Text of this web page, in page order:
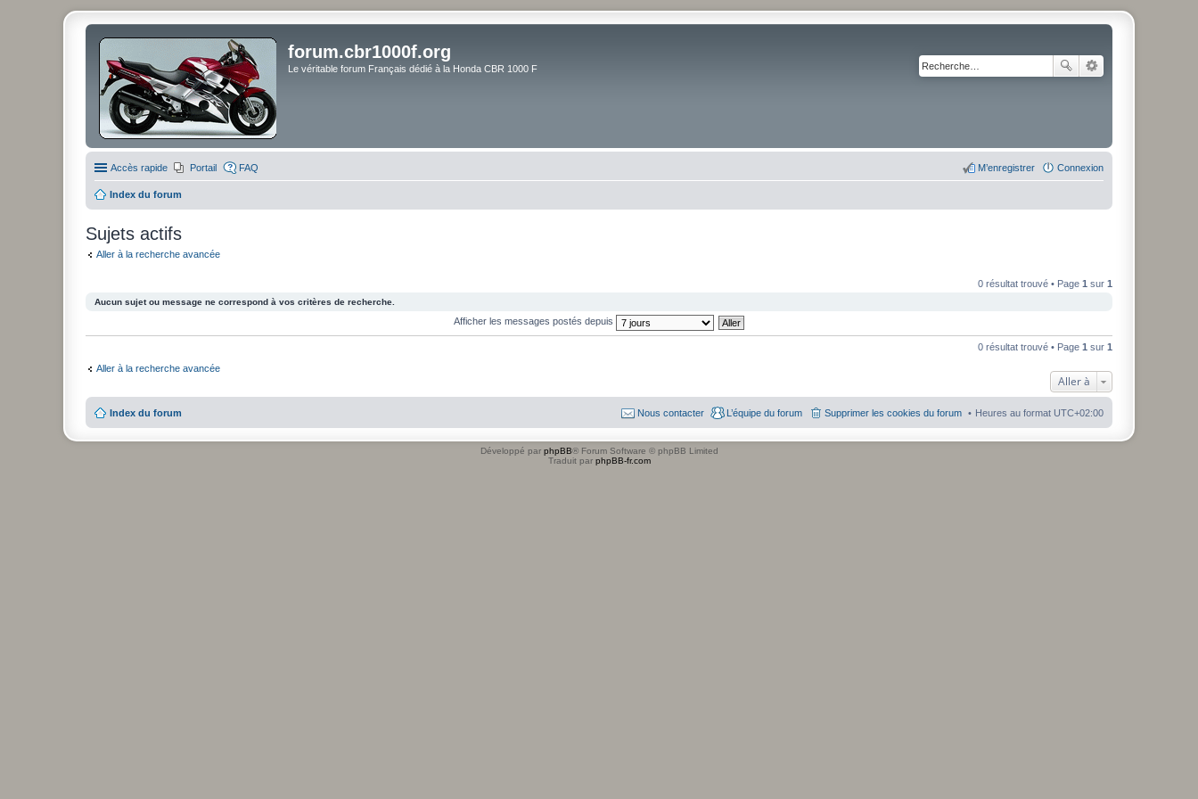
forum.cbr1000f.org
Le véritable forum Français dédié à la Honda CBR 1000 F
Accès rapide Portail FAQ Connexion
M’enregistrer
Index du forum
Sujets actifs
Aller à la recherche avancée
0 résultat trouvé • Page 1 sur 1
Aucun sujet ou message ne correspond à vos critères de recherche.
Afficher les messages postés depuis
0 résultat trouvé • Page 1 sur 1
Aller à la recherche avancée
Aller à
Index du forum Heures au format UTC+02:00
Supprimer les cookies du forum
L’équipe du forum
Nous contacter
Développé par phpBB® Forum Software © phpBB Limited
Traduit par phpBB-fr.com